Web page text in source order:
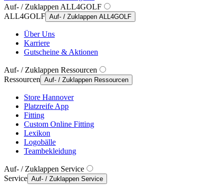
Auf- / Zuklappen ALL4GOLF
ALL4GOLF Auf- / Zuklappen ALL4GOLF
Über Uns
Karriere
Gutscheine & Aktionen
Auf- / Zuklappen Ressourcen
Ressourcen Auf- / Zuklappen Ressourcen
Store Hannover
Platzreife App
Fitting
Custom Online Fitting
Lexikon
Logobälle
Teambekleidung
Auf- / Zuklappen Service
Service Auf- / Zuklappen Service